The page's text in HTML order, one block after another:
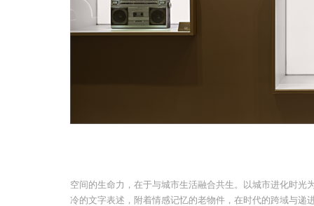
空间的生命力，在于与城市生活融合共生。以城市进化时
冷的文字表述，附着情感记忆的老物件，在时代的跨域与递